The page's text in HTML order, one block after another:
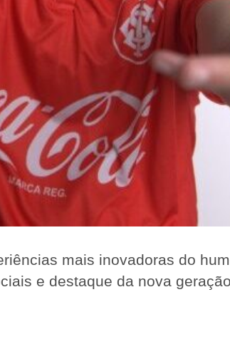
mais inovadoras do
e destaque da nova